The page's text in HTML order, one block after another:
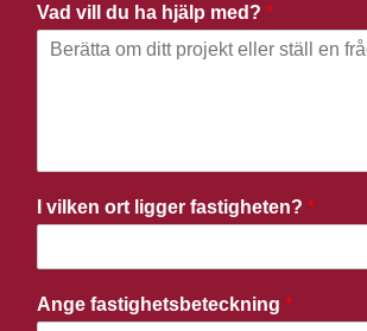
Vad vill du ha hjälp med? *
I vilken ort ligger fastigheten? *
Ange fastighetsbeteckning *